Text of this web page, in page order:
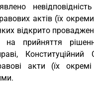
невідповідність
актів (їх
відкрито
на прийняття
Конституційний
акти (їх